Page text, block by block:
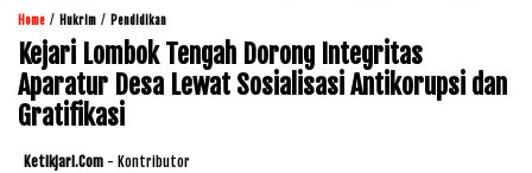
Home / Hukrim / Pendidikan
Kejari Lombok Tengah Dorong Integritas
Aparatur Desa Lewat Sosialisasi Antikorupsi dan
Gratifikasi
Ketikjari.com - Kontributor